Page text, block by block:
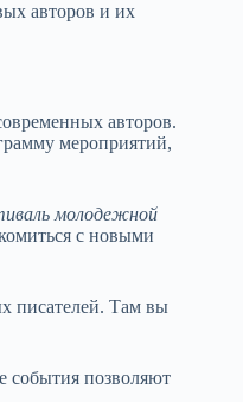
авторов и их
авторов.
мероприятий,
молодежной
с новыми
писателей. Там вы
события позволяют